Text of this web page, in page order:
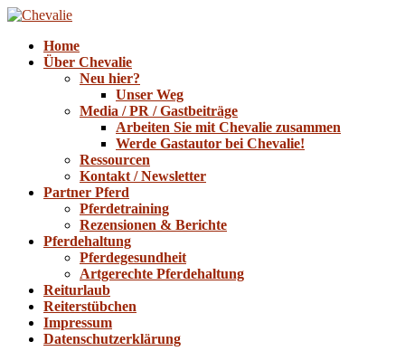
Home
Über Chevalie
Neu hier?
Unser Weg
Media / PR / Gastbeiträge
Arbeiten Sie mit Chevalie zusammen
Werde Gastautor bei Chevalie!
Ressourcen
Kontakt / Newsletter
Partner Pferd
Pferdetraining
Rezensionen & Berichte
Pferdehaltung
Pferdegesundheit
Artgerechte Pferdehaltung
Reiturlaub
Reiterstübchen
Impressum
Datenschutzerklärung